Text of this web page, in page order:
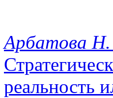
Арбатова
реальность